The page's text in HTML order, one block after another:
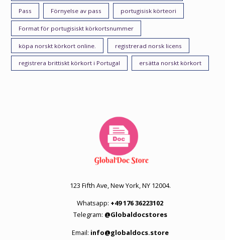
Pass Förnyelse av pass portugisisk körteori
Format för portugisiskt körkortsnummer
köpa norskt körkort online. registrerad norsk licens
registrera brittiskt körkort i Portugal ersätta norskt körkort
123 Fifth Ave, New York, NY 12004.
Whatsapp: +49 176 36223102
Telegram: @Globaldocstores
Email: info@globaldocs.store